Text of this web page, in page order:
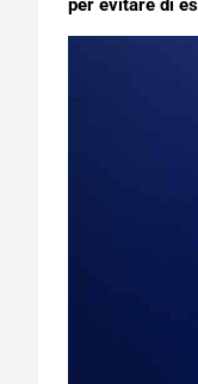
per evitare di